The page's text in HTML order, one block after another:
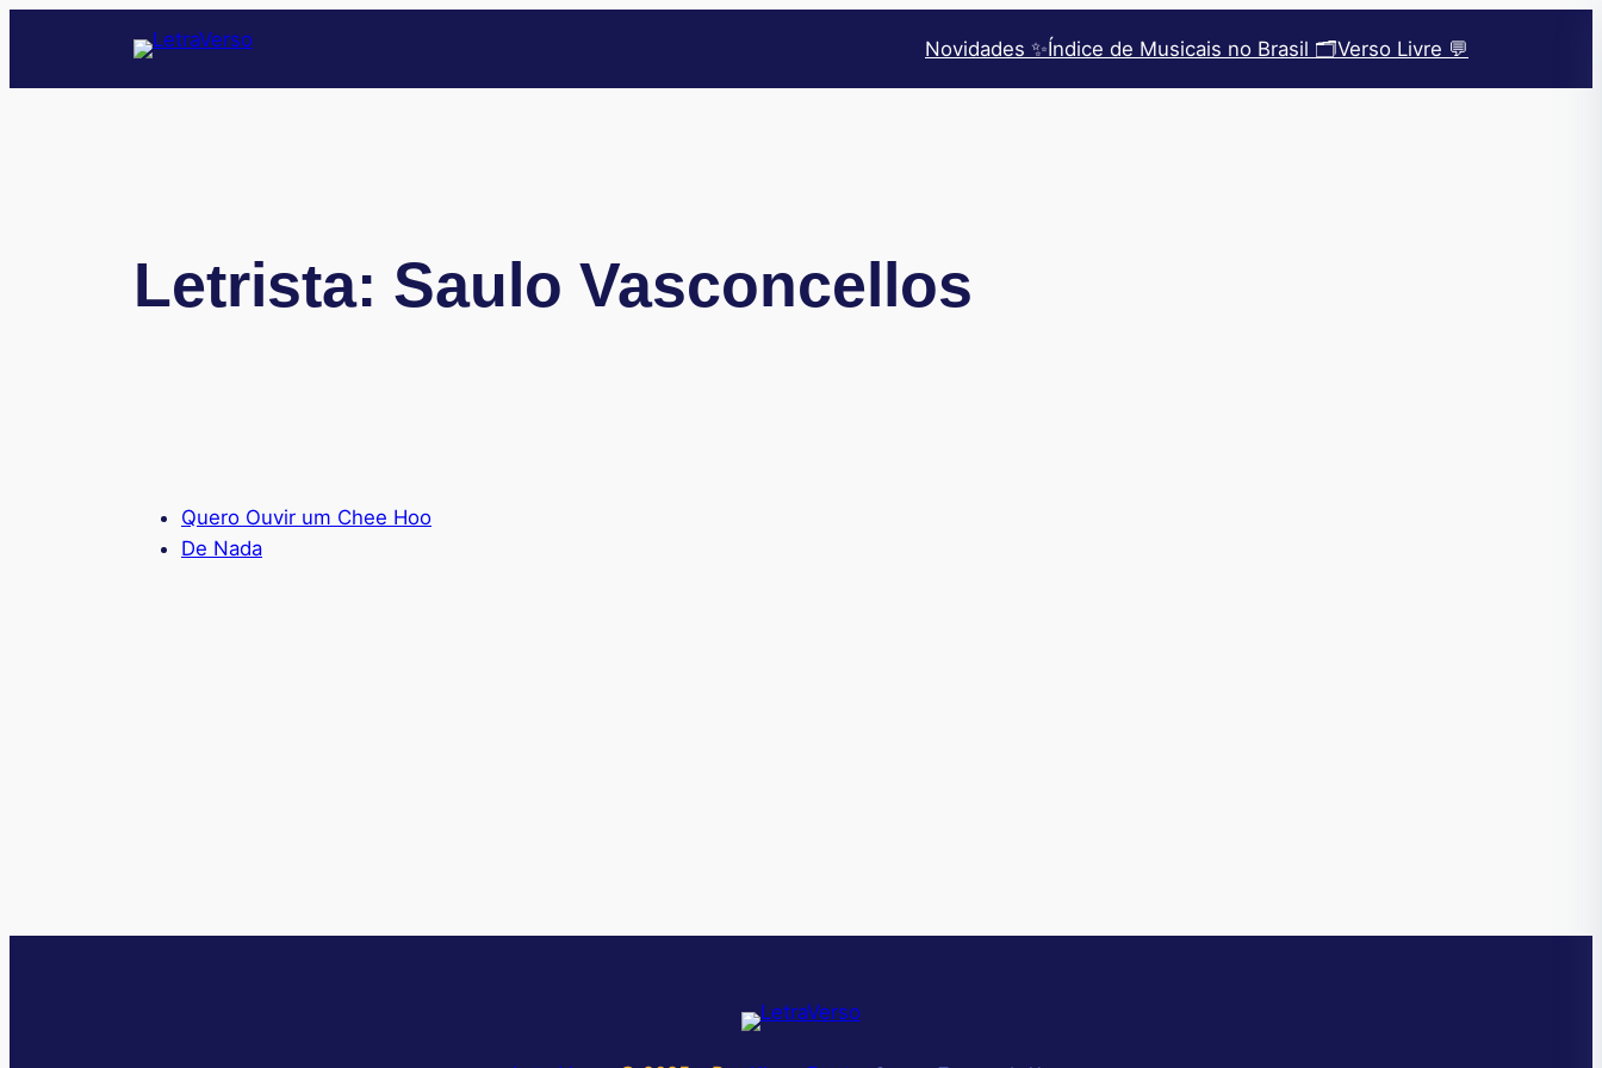
o
Novidades ✨Índice de Musicais no Brasil 🗂️Verso Livre 💬
Letrista: Saulo Vasconcellos
Quero Ouvir um Chee Hoo
De Nada